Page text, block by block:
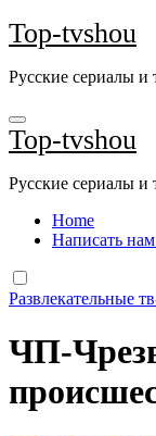
Перейти
к
Top-tvshou
Русские сериалы и
Top-tvshou
Русские сериалы и
Home
Написать
Развлекательные
ЧП-